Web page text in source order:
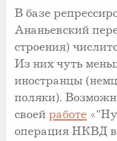
В базе
Ананьевский
строения)
Из них чуть
иностранцы
поляки).
своей работе
операция НКВД